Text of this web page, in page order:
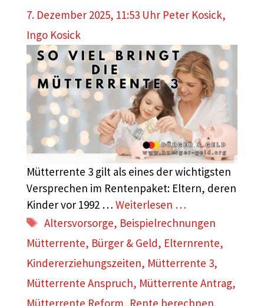
7. Dezember 2025, 11:53 Uhr Peter Kosick,
Ingo Kosick
Mütterrente 3 gilt als eines der wichtigsten
Versprechen im Rentenpaket: Eltern, deren
Kinder vor 1992 … Weiterlesen …
Schlagwörter
Altersvorsorge, Beispielrechnungen
Mütterrente, Bürger & Geld, Elternrente,
Kindererziehungszeiten, Mütterrente 3,
Mütterrente Anspruch, Mütterrente Antrag,
Mütterrente Reform, Rente berechnen,